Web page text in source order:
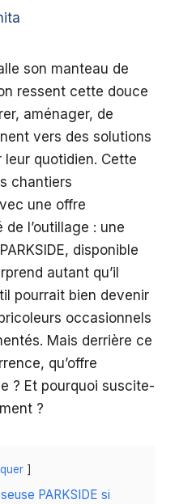
son manteau de
ressent cette douce
aménager, de
vers des solutions
quotidien. Cette
chantiers
une offre
l’outillage : une
disponible
autant qu’il
pourrait bien devenir
occasionnels
Mais derrière ce
qu’offre
? Et pourquoi suscite-
?
PARKSIDE si